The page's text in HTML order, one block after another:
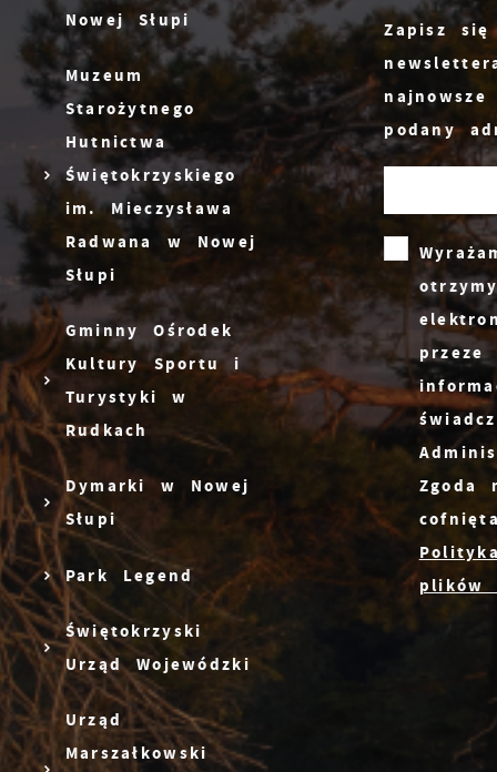
Nowej Słupi
Muzeum
Starożytnego
Hutnictwa
Świętokrzyskiego
im. Mieczysława
Radwana w Nowej
Słupi
Gminny Ośrodek
Kultury Sportu i
Turystyki w
Rudkach
Dymarki w Nowej
Słupi
Park Legend
Świętokrzyski
Urząd Wojewódzki
Urząd
Marszałkowski
Zapisz
podany
Zgoda
plików